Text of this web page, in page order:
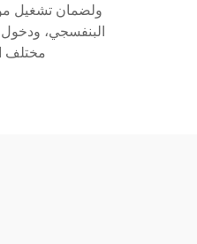
ولضمان تشغيل
البنفسجي، ودخول
مختلف